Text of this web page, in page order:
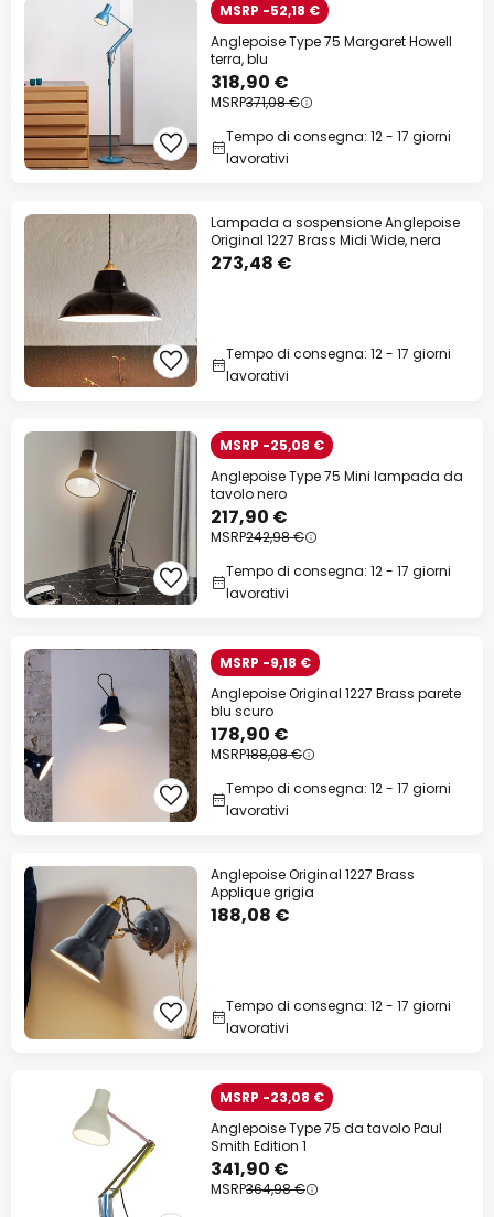
MSRP -52,18 €
Anglepoise Type 75 Margaret Howell
terra, blu
318,90 €
MSRP371,08 €
Tempo di consegna: 12 - 17 giorni
lavorativi
Lampada a sospensione Anglepoise
Original 1227 Brass Midi Wide, nera
273,48 €
Tempo di consegna: 12 - 17 giorni
lavorativi
MSRP -25,08 €
Anglepoise Type 75 Mini lampada da
tavolo nero
217,90 €
MSRP242,98 €
Tempo di consegna: 12 - 17 giorni
lavorativi
MSRP -9,18 €
Anglepoise Original 1227 Brass parete
blu scuro
178,90 €
MSRP188,08 €
Tempo di consegna: 12 - 17 giorni
lavorativi
Anglepoise Original 1227 Brass
Applique grigia
188,08 €
Tempo di consegna: 12 - 17 giorni
lavorativi
MSRP -23,08 €
Anglepoise Type 75 da tavolo Paul
Smith Edition 1
341,90 €
MSRP364,98 €